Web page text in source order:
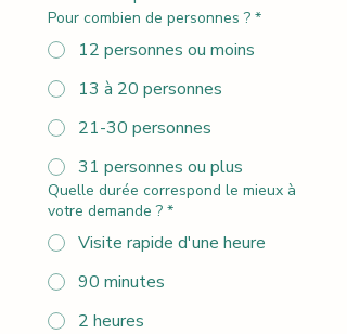
Pour combien de personnes ? *
12 personnes ou moins
13 à 20 personnes
21-30 personnes
31 personnes ou plus
Quelle durée correspond le mieux à
votre demande ? *
Visite rapide d'une heure
90 minutes
2 heures